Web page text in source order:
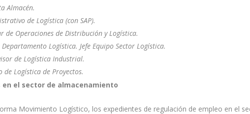
Almacén.
de Logística (con SAP).
de Operaciones de Distribución y Logística.
Departamento Logística. Jefe Equipo Sector Logística.
de Logística Industrial.
de Logística de Proyectos.
en el sector de almacenamiento
Movimiento Logístico, los expedientes de regulación de empleo en el